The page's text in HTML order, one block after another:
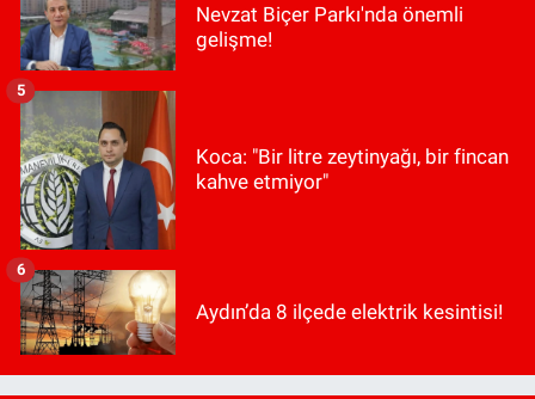
Nevzat Biçer Parkı'nda önemli
gelişme!
Koca: "Bir litre zeytinyağı, bir fincan
kahve etmiyor"
5
Aydın’da 8 ilçede elektrik kesintisi!
6